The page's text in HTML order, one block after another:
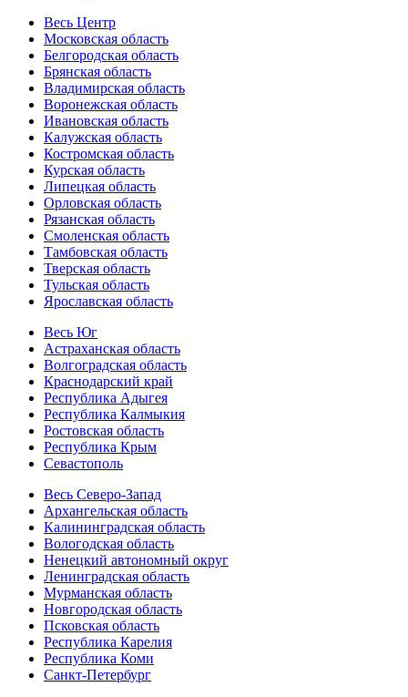
Весь Центр
Московская область
Белгородская область
Брянская область
Владимирская область
Воронежская область
Ивановская область
Калужская область
Костромская область
Курская область
Липецкая область
Орловская область
Рязанская область
Смоленская область
Тамбовская область
Тверская область
Тульская область
Ярославская область
Весь Юг
Астраханская область
Волгоградская область
Краснодарский край
Республика Адыгея
Республика Калмыкия
Ростовская область
Республика Крым
Севастополь
Весь Северо-Запад
Архангельская область
Калининградская область
Вологодская область
Ненецкий автономный округ
Ленинградская область
Мурманская область
Новгородская область
Псковская область
Республика Карелия
Республика Коми
Санкт-Петербург